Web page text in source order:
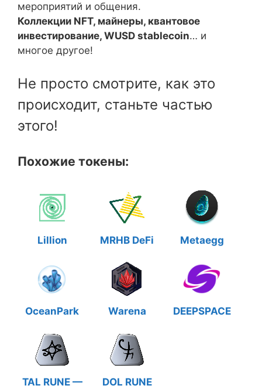
мероприятий и общения.
Коллекции NFT, майнеры, квантовое
инвестирование, WUSD stablecoin… и
многое другое!
Не просто смотрите, как это
происходит, станьте частью
этого!
Похожие токены:
Lillion MRHB DeFi Metaegg
OceanPark Warena DEEPSPACE
TAL RUNE —
DOL RUNE